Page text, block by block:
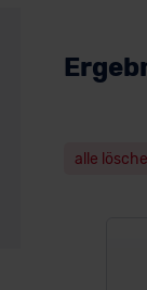
alle